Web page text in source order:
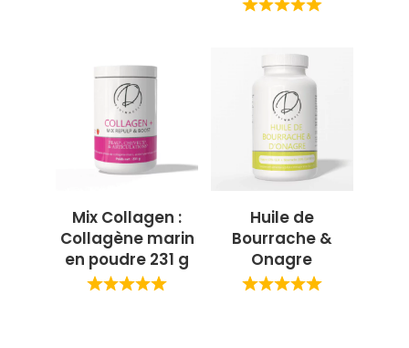
Mix Collagen :
Collagène marin
en poudre 231 g
Huile de
Bourrache &
Onagre